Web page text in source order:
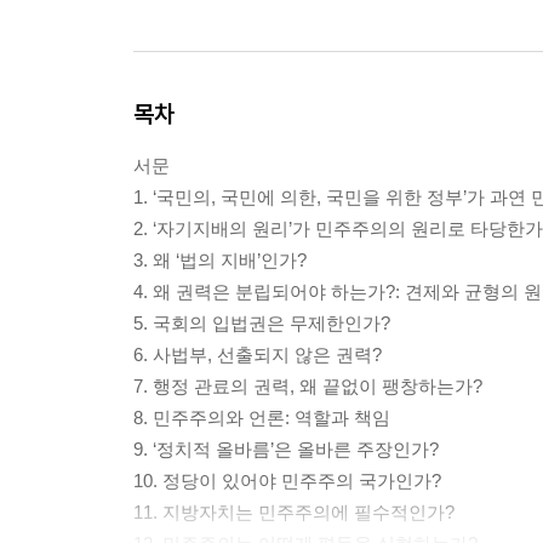
목차
서문
1. ‘국민의, 국민에 의한, 국민을 위한 정부’가 과연
2. ‘자기지배의 원리’가 민주주의의 원리로 타당한
3. 왜 ‘법의 지배’인가?
4. 왜 권력은 분립되어야 하는가?: 견제와 균형의 원
5. 국회의 입법권은 무제한인가?
6. 사법부, 선출되지 않은 권력?
7. 행정 관료의 권력, 왜 끝없이 팽창하는가?
8. 민주주의와 언론: 역할과 책임
9. ‘정치적 올바름’은 올바른 주장인가?
10. 정당이 있어야 민주주의 국가인가?
11. 지방자치는 민주주의에 필수적인가?